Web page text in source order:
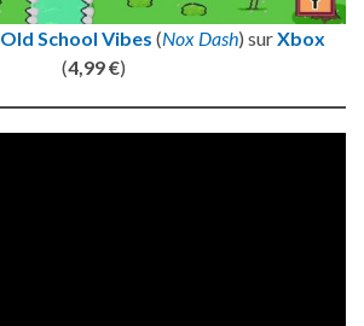
Old School Vibes (Nox Dash) surXbox
(4,99 €)